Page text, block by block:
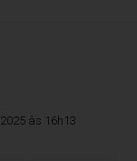
às 16h13